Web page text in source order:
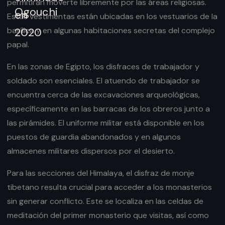
permitirán moverte libremente por las áreas religiosas.
Estas vestimentas están ubicadas en los vestuarios de la
basílica y en algunas habitaciones secretas del complejo
papal.
En las zonas de Egipto, los disfraces de trabajador y
soldado son esenciales. El atuendo de trabajador se
encuentra cerca de las excavaciones arqueológicas,
específicamente en las barracas de los obreros junto a
las pirámides. El uniforme militar está disponible en los
puestos de guardia abandonados y en algunos
almacenes militares dispersos por el desierto.
Para las secciones del Himalaya, el disfraz de monje
tibetano resulta crucial para acceder a los monasterios
sin generar conflicto. Este se localiza en las celdas de
meditación del primer monasterio que visitas, así como